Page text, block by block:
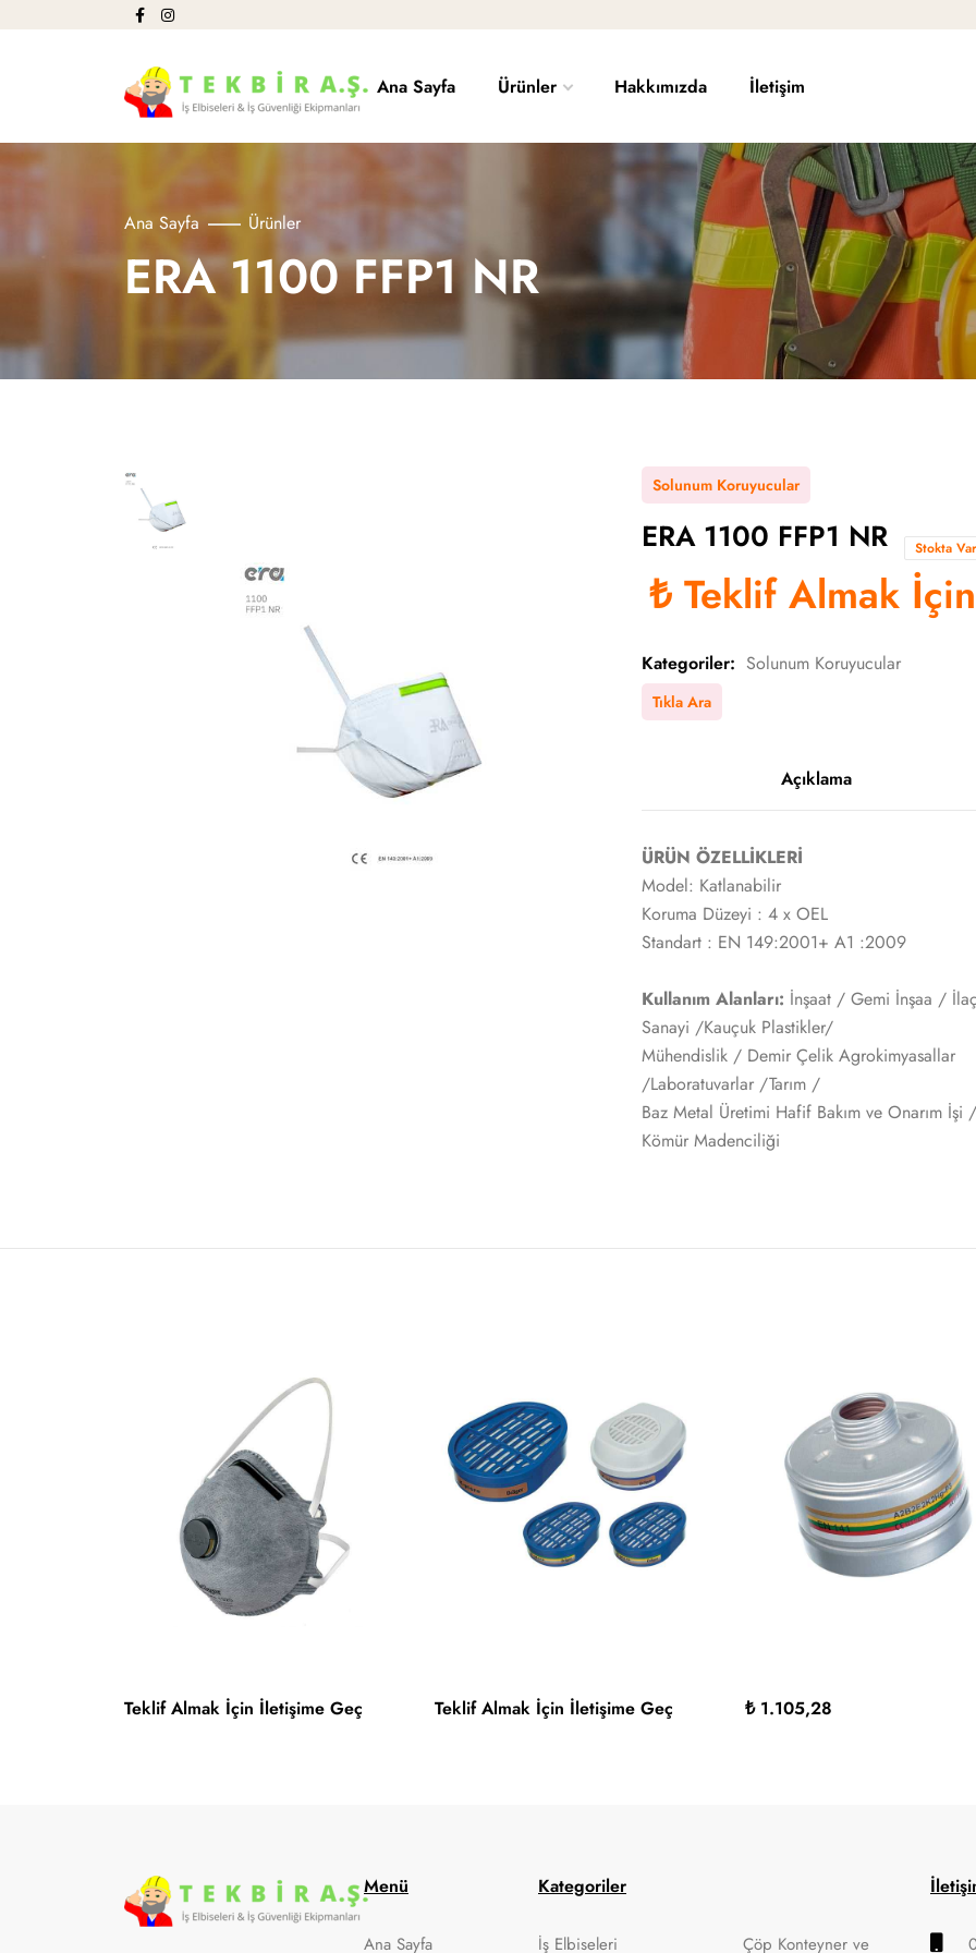
Ana Sayfa Ürünler Hakkımızda İletişim
Ana Sayfa Ürünler
ERA 1100 FFP1 NR
Solunum Koruyucular
ERA 1100 FFP1 NR Stokta Var
₺ Teklif Almak
Kategoriler: Solunum Koruyucular
Tıkla Ara
Açıklama
ÜRÜN ÖZELLİKLERİ
Model: Katlanabilir
Koruma Düzeyi : 4 x OEL
Standart : EN 149:2001+ A1 :2009
Kullanım Alanları: İnşaat / Gemi İnşaa /
Sanayi /Kauçuk Plastikler/
Mühendislik / Demir Çelik Agrokimyasallar
/Laboratuvarlar /Tarım /
Baz Metal Üretimi Hafif Bakım ve Onarım İşi /
Kömür Madenciliği
Teklif Almak İçin İletişime Geç Teklif Almak İçin İletişime Geç ₺ 1.105,28
Menü
Ana Sayfa
Kategoriler
İş Elbiseleri Çöp Konteyner ve